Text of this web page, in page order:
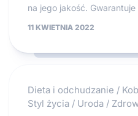
na jego jakość.
11 KWIETNIA 2022
Dieta i odchudzanie /
Styl życia / Uroda /